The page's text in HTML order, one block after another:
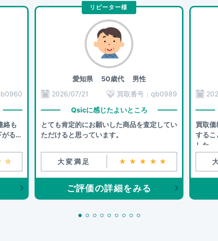
絡も
るこ
リピーター様
愛知県50歳代 男性
2026/07/21
買取番号： qb0989
Qsicに感じたよいところ
とても肯定的にお願いした商品を査定してい
ただけると思っています。
大変満足 ★★★★★
ご評価の詳細をみる
買取
するこ
した。